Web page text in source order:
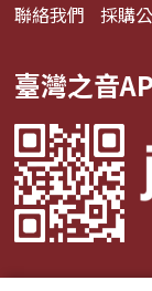
聯絡我們 採購
臺灣之音